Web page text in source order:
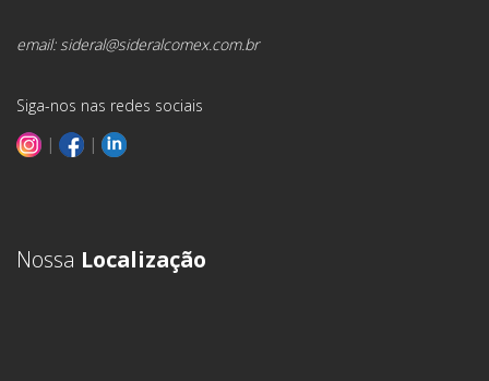
email:sideral@sideralcomex.com.br
Siga-nos nas redes sociais
|
|
Nossa Localização